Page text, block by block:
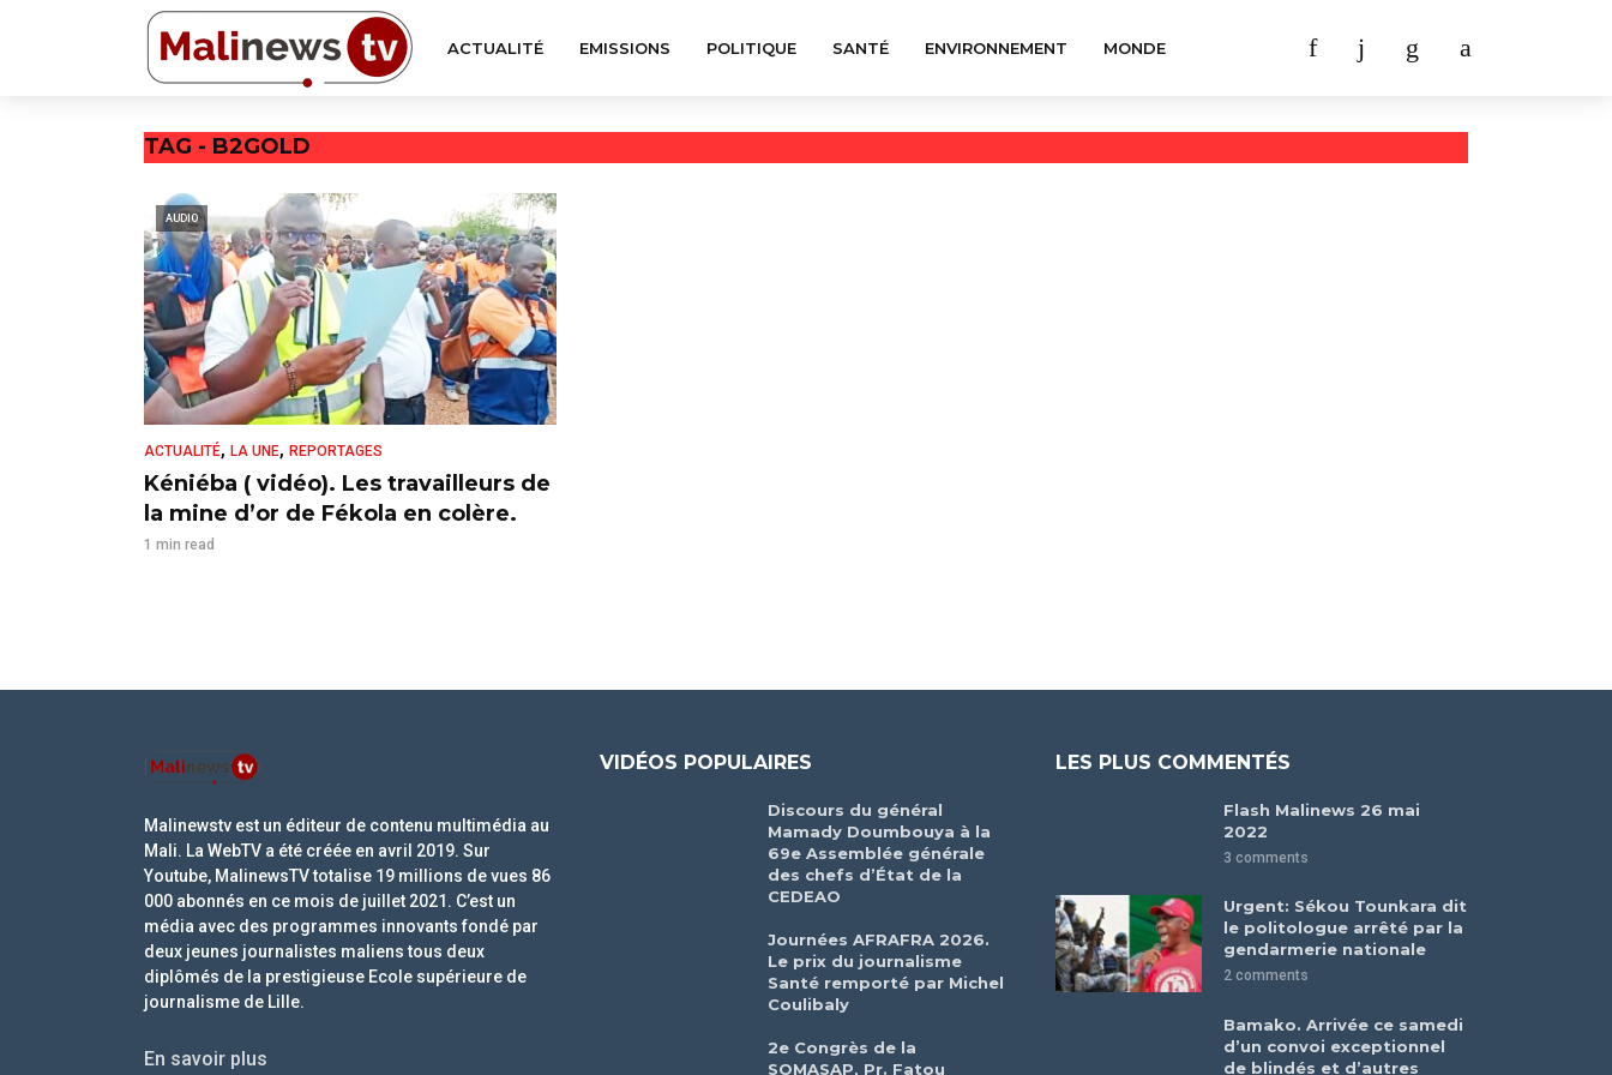
ACTUALITÉ EMISSIONS POLITIQUE SANTÉ ENVIRONNEMENT MONDE
TAG - B2GOLD
AUDIO
ACTUALITÉ, LA UNE, REPORTAGES
Kéniéba ( vidéo). Les travailleurs de
la mine d’or de Fékola en colère.
1 min read
Malinewstv est un éditeur de contenu multimédia au
Mali. La WebTV a été créée en avril 2019. Sur
Youtube, MalinewsTV totalise 19 millions de vues 86
000 abonnés en ce mois de juillet 2021. C’est un
média avec des programmes innovants fondé par
deux jeunes journalistes maliens tous deux
diplômés de la prestigieuse Ecole supérieure de
journalisme de Lille.
En savoir plus
VIDÉOS POPULAIRES
Discours du général
Mamady Doumbouya à la
69e Assemblée générale
des chefs d’État de la
CEDEAO
Journées AFRAFRA 2026.
Le prix du journalisme
Santé remporté par Michel
Coulibaly
2e Congrès de la
SOMASAP, Pr. Fatou
LES PLUS COMMENTÉS
Flash Malinews 26 mai
2022
3 comments
Urgent: Sékou Tounkara dit
le politologue arrêté par la
gendarmerie nationale
2 comments
Bamako. Arrivée ce samedi
d’un convoi exceptionnel
de blindés et d’autres